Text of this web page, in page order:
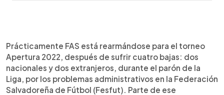
Escuchar artículo
Prácticamente FAS está rearmándose para el torneo
Apertura 2022, después de sufrir cuatro bajas: dos
nacionales y dos extranjeros, durante el parón de la
Liga, por los problemas administrativos en la Federación
Salvadoreña de Fútbol (Fesfut). Parte de ese